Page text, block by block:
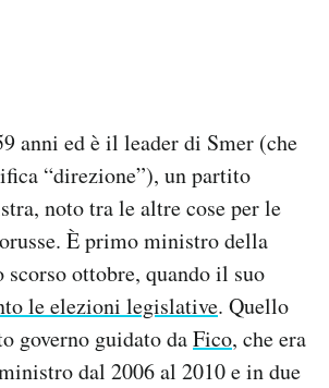
anni ed è il leader di Smer (che
“direzione”), un partito
noto tra le altre cose per le
È primo ministro della
scorso ottobre, quando il suo
le elezioni legislative. Quello
governo guidato daFico, che era
dal 2006 al 2010 e in due